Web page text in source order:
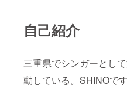
自己紹介
三重県でシンガーとし
動している。SHINOです